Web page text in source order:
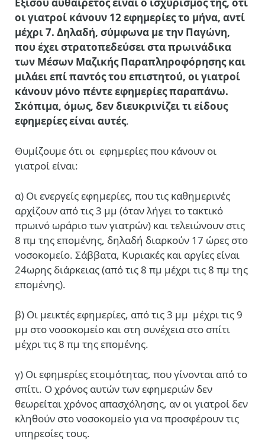
οι γιατροί κάνουν 12 εφημερίες το μήνα, αντί
μέχρι 7. Δηλαδή, σύμφωνα με την Παγώνη,
που έχει στρατοπεδεύσει στα πρωινάδικα
των Μέσων Μαζικής Παραπληροφόρησης και
μιλάει επί παντός του επιστητού, οι γιατροί
κάνουν μόνο πέντε εφημερίες παραπάνω.
Σκόπιμα, όμως, δεν διευκρινίζει τι είδους
εφημερίες είναι αυτές.
Θυμίζουμε ότι οι εφημερίες που κάνουν οι
γιατροί είναι:
α) Οι ενεργείς εφημερίες, που τις καθημερινές
αρχίζουν από τις 3 μμ (όταν λήγει το τακτικό
πρωινό ωράριο των γιατρών) και τελειώνουν στις
8 πμ της επομένης, δηλαδή διαρκούν 17 ώρες στο
νοσοκομείο. Σάββατα, Κυριακές και αργίες είναι
24ωρης διάρκειας (από τις 8 πμ μέχρι τις 8 πμ της
επομένης).
β) Οι μεικτές εφημερίες, από τις 3 μμ μέχρι τις 9
μμ στο νοσοκομείο και στη συνέχεια στο σπίτι
μέχρι τις 8 πμ της επομένης.
γ) Οι εφημερίες ετοιμότητας, που γίνονται από το
σπίτι. Ο χρόνος αυτών των εφημεριών δεν
θεωρείται χρόνος απασχόλησης, αν οι γιατροί δεν
κληθούν στο νοσοκομείο για να προσφέρουν τις
υπηρεσίες τους.